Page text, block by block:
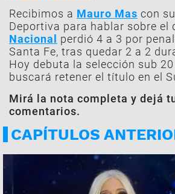
Recibimos a Mauro Mas con
Deportiva para hablar sobre el
Nacional
perdió 4 a 3 por
Santa Fe, tras quedar 2 a 2
Hoy debuta la selección sub
buscará retener el título en el
Mirá la nota completa y dejá
comentarios.
CAPÍTULOS